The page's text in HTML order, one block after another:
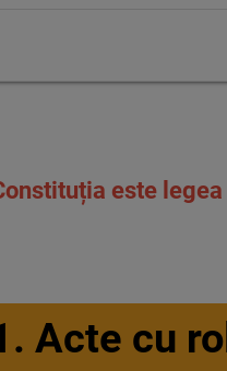
este
Acte cu